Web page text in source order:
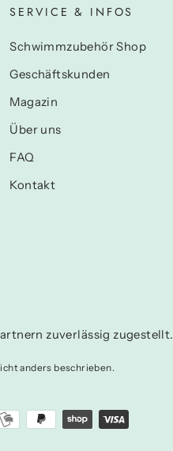
SERVICE & INFOS
Schwimmzubehör Shop
Geschäftskunden
Magazin
Über uns
FAQ
Kontakt
zuverlässig zugestellt.
anders beschrieben.